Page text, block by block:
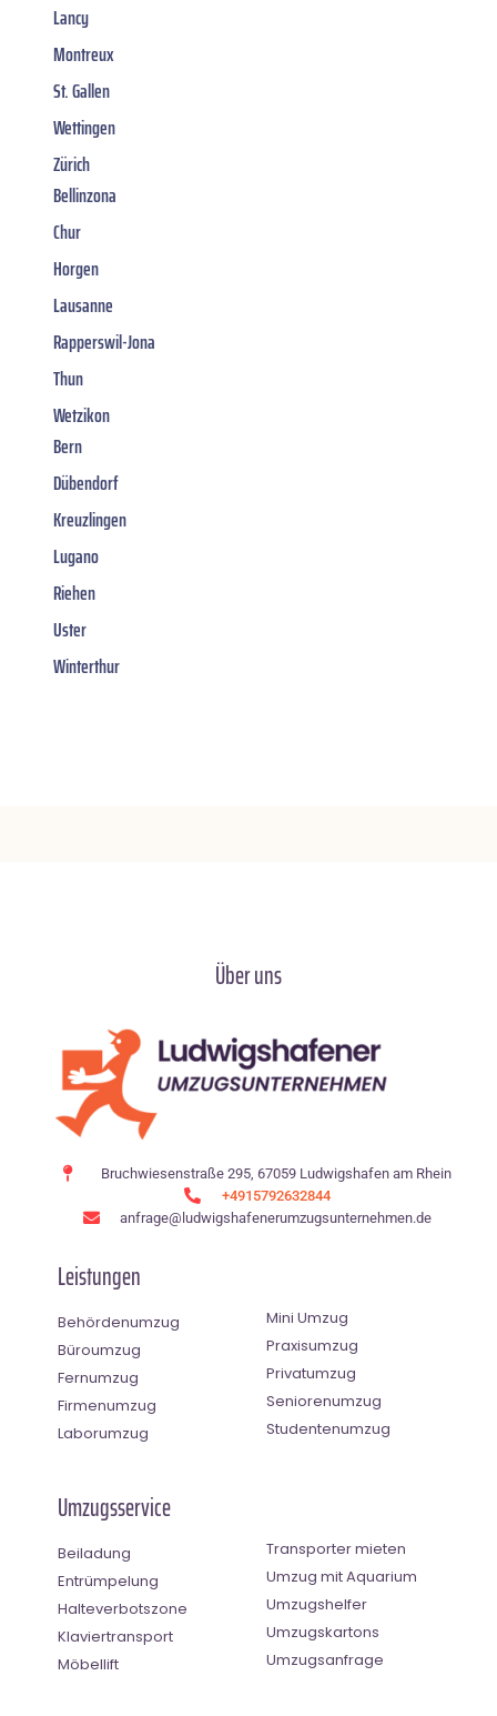
Lancy
Montreux
St. Gallen
Wettingen
Zürich
Bellinzona
Chur
Horgen
Lausanne
Rapperswil-Jona
Thun
Wetzikon
Bern
Dübendorf
Kreuzlingen
Lugano
Riehen
Uster
Winterthur
Über uns
Bruchwiesenstraße 295, 67059 Ludwigshafen am Rhein
+4915792632844
anfrage@ludwigshafenerumzugsunternehmen.de
Leistungen
Behördenumzug
Büroumzug
Fernumzug
Firmenumzug
Laborumzug
Mini Umzug
Praxisumzug
Privatumzug
Seniorenumzug
Studentenumzug
Umzugsservice
Beiladung
Entrümpelung
Halteverbotszone
Klaviertransport
Möbellift
Transporter mieten
Umzug mit Aquarium
Umzugshelfer
Umzugskartons
Umzugsanfrage